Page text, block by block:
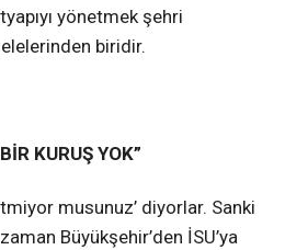
yönetmek şehri
biridir.
KURUŞ YOK”
musunuz’ diyorlar. Sanki
Büyükşehir’den İSU’ya